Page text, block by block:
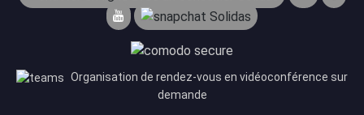
Organisation de rendez-vous en vidéoconférence sur
demande